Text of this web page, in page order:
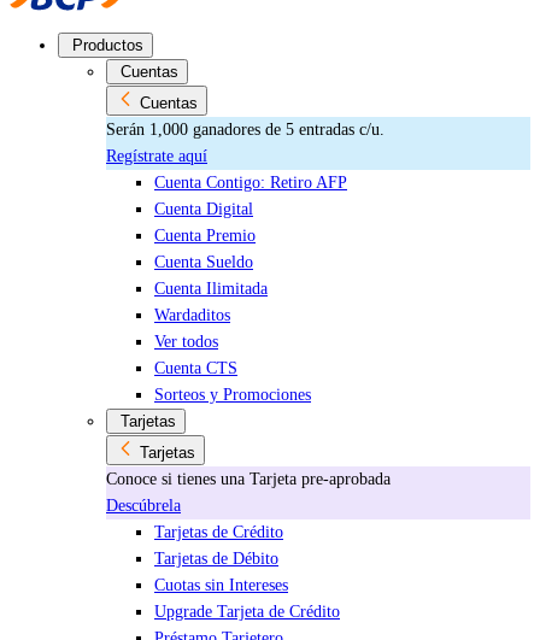
Productos
Cuentas
Cuentas
Serán 1,000 ganadores de 5 entradas c/u.
Regístrate aquí
Cuenta Contigo: Retiro AFP
Cuenta Digital
Cuenta Premio
Cuenta Sueldo
Cuenta Ilimitada
Wardaditos
Ver todos
Cuenta CTS
Sorteos y Promociones
Tarjetas
Tarjetas
Conoce si tienes una Tarjeta pre-aprobada
Descúbrela
Tarjetas de Crédito
Tarjetas de Débito
Cuotas sin Intereses
Upgrade Tarjeta de Crédito